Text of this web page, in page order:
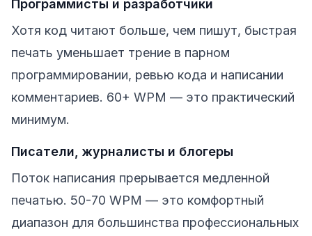
Программисты и разработчики
Хотя код читают больше, чем пишут, быстрая
печать уменьшает трение в парном
программировании, ревью кода и написании
комментариев. 60+ WPM — это практический
минимум.
Писатели, журналисты и блогеры
Поток написания прерывается медленной
печатью. 50-70 WPM — это комфортный
диапазон для большинства профессиональных